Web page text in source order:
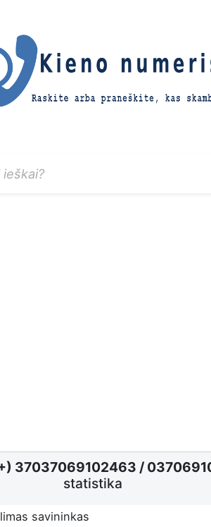
37037069102463 /
statistika
savininkas